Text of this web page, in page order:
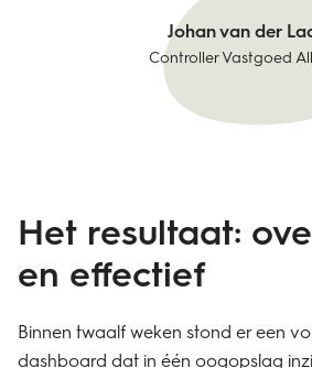
Johan van der
Controller Vastgoed
Het resultaat:
en effectief
Binnen twaalf weken stond er een
dashboard dat in één oogopslag